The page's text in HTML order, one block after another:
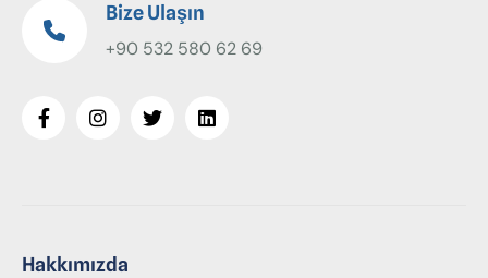
Bize Ulaşın
+90 532 580 62 69
Hakkımızda